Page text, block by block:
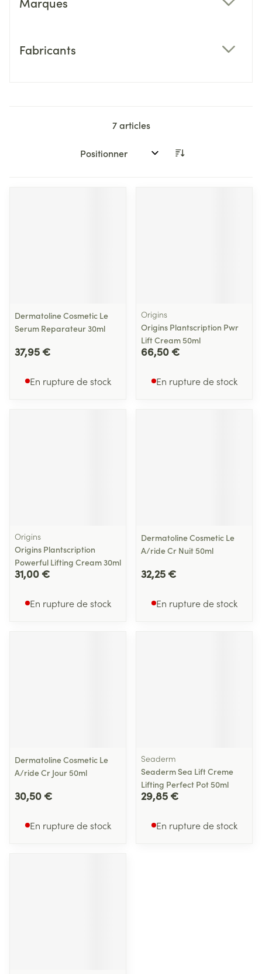
Fabricants
7articles
Trier par:
Dermatoline Cosmetic Le
Serum Reparateur 30ml
37,95 €
En rupture de stock
Origins
Origins Plantscription Pwr
Lift Cream 50ml
66,50 €
En rupture de stock
Origins
Origins Plantscription
Powerful Lifting Cream 30ml
31,00 €
En rupture de stock
Dermatoline Cosmetic Le
A/ride Cr Nuit 50ml
32,25 €
En rupture de stock
Dermatoline Cosmetic Le
A/ride Cr Jour 50ml
30,50 €
En rupture de stock
Seaderm
Seaderm Sea Lift Creme
Lifting Perfect Pot 50ml
29,85 €
En rupture de stock